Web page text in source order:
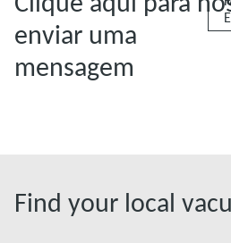
enviar uma
mensagem
Find your local